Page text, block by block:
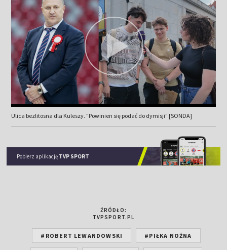
Ulica bezlitosna dla Kuleszy. "Powinien się podać do dymisji" [SONDA]
Pobierz aplikację TVP SPORT
ŹRÓDŁO:
TVPSPORT.PL
#ROBERT LEWANDOWSKI #PIŁKA NOŻNA